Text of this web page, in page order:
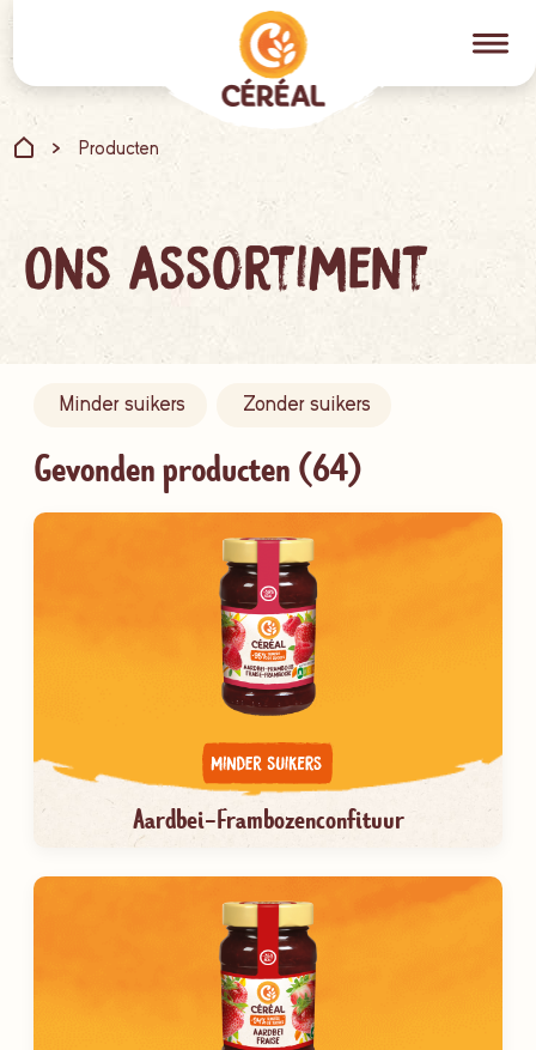
Producten
Ons assortiment
Minder suikers Zonder suikers
Gevonden producten (64)
Aardbei-Frambozenconfituur